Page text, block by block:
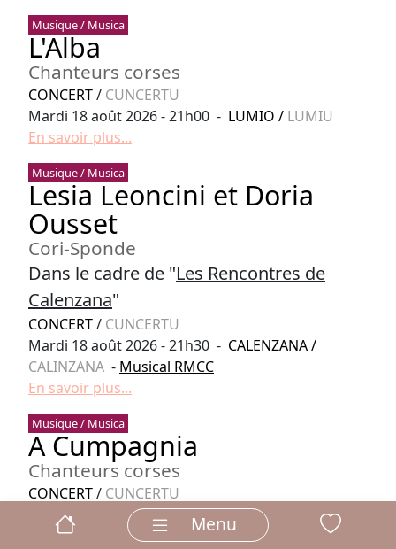
Musique / Musica
L'Alba
Chanteurs corses
CONCERT/ CUNCERTU
Mardi 18 août 2026 - 21h00 - LUMIO / LUMIU
En savoir plus...
Musique / Musica
Lesia Leoncini et Doria
Ousset
Cori-Sponde
Dans le cadre de "Les Rencontres de
Calenzana"
CONCERT/ CUNCERTU
Mardi 18 août 2026 - 21h30 - CALENZANA/
CALINZANA - Musical RMCC
En savoir plus...
Musique / Musica
A Cumpagnia
Chanteurs corses
CONCERT/ CUNCERTU
Mardi 18 août 2026 - 21h30 -PIGNA PIGNA-
CNCM
Menu